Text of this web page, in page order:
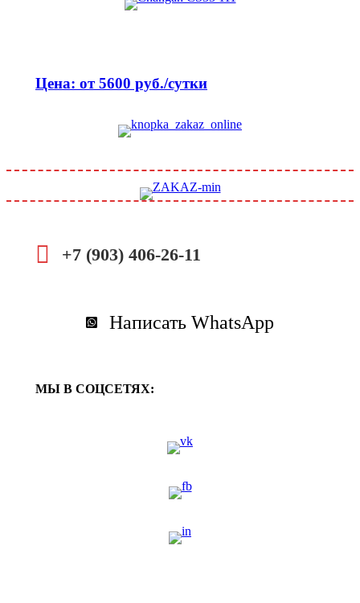
Цена: от 5600 руб./сутки
+7 (903) 406-26-11
Написать WhatsApp
МЫ В СОЦСЕТЯХ: